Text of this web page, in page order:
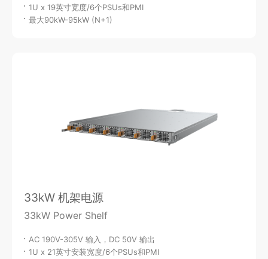
1U x 19英寸宽度/6个PSUs和PMI
最大90kW-95kW (N+1)
33kW 机架电源
33kW Power Shelf
AC 190V-305V 输入，DC 50V 输出
1U x 21英寸安装宽度/6个PSUs和PMI